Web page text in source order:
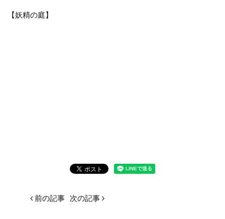
【妖精の庭】
前の記事 次の記事